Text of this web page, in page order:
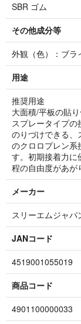
SBR ゴム
その他成分等
外観（色）：ブラ
用途
推奨用途
大面積/平板の貼
スプレータイプ
のりづけできる、
のクロロプレン系
す。初期接着力に
程の自由度があが
メーカー
スリーエムジャパ
JANコード
4519001055019
商品コード
4901100000033